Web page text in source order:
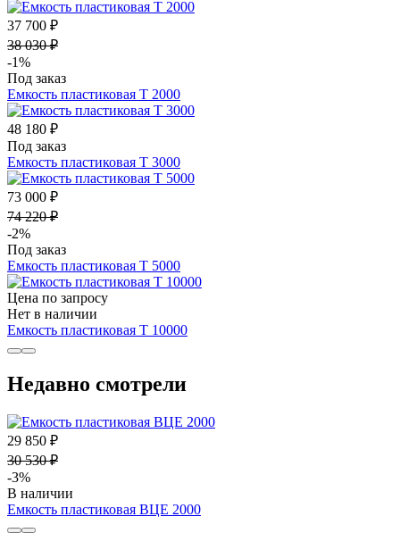
37 700 ₽
38 030 ₽
-1%
Под заказ
Емкость пластиковая Т 2000
48 180 ₽
Под заказ
Емкость пластиковая Т 3000
73 000 ₽
74 220 ₽
-2%
Под заказ
Емкость пластиковая Т 5000
Цена по запросу
Нет в наличии
Емкость пластиковая Т 10000
Недавно смотрели
29 850 ₽
30 530 ₽
-3%
В наличии
Емкость пластиковая ВЦЕ 2000